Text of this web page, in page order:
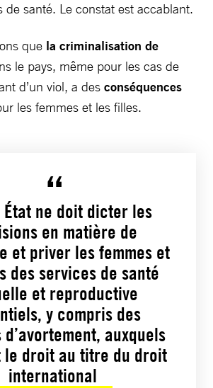
de santé. Le constat est accablant.
que la criminalisation de
le pays, même pour les cas de
d’un viol, a des conséquences
les femmes et les filles.
État ne doit dicter les
en matière de
et priver les femmes et
des services de santé
et reproductive
y compris des
auxquels
le droit au titre du droit
international